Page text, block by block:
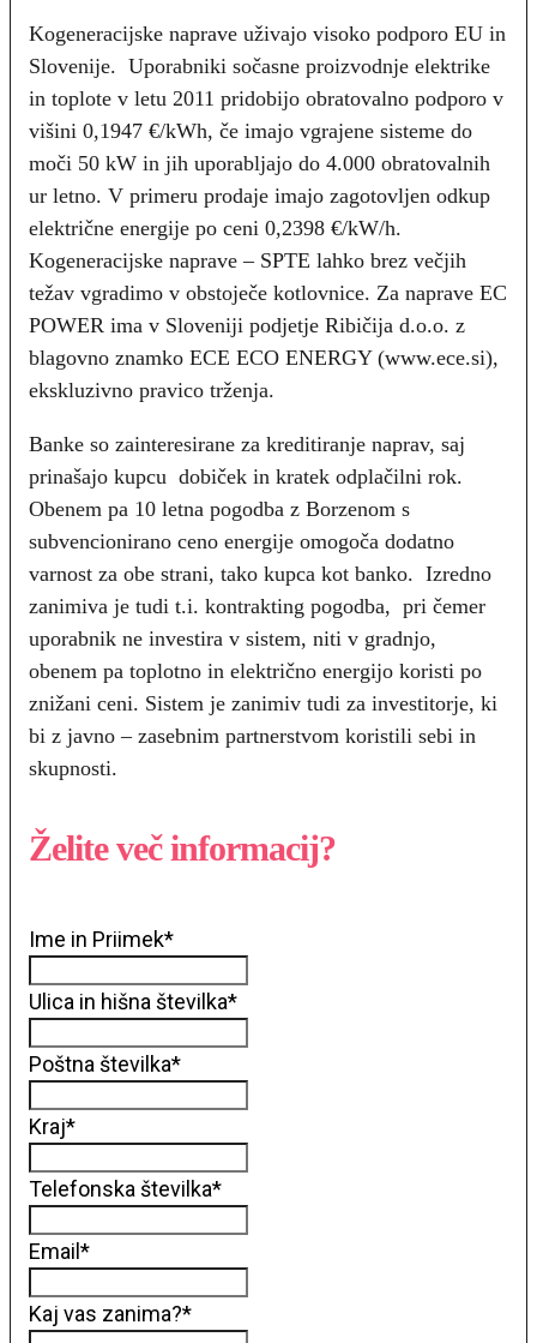
Kogeneracijske naprave uživajo visoko podporo EU in
Slovenije. Uporabniki sočasne proizvodnje elektrike
in toplote v letu 2011 pridobijo obratovalno podporo v
višini 0,1947 €/kWh, če imajo vgrajene sisteme do
moči 50 kW in jih uporabljajo do 4.000 obratovalnih
ur letno. V primeru prodaje imajo zagotovljen odkup
električne energije po ceni 0,2398 €/kW/h.
Kogeneracijske naprave – SPTE lahko brez večjih
težav vgradimo v obstoječe kotlovnice. Za naprave EC
POWER ima v Sloveniji podjetje Ribičija d.o.o. z
blagovno znamko ECE ECO ENERGY (www.ece.si),
ekskluzivno pravico trženja.
Banke so zainteresirane za kreditiranje naprav, saj
prinašajo kupcu dobiček in kratek odplačilni rok.
Obenem pa 10 letna pogodba z Borzenom s
subvencionirano ceno energije omogoča dodatno
varnost za obe strani, tako kupca kot banko. Izredno
zanimiva je tudi t.i. kontrakting pogodba, pri čemer
uporabnik ne investira v sistem, niti v gradnjo,
obenem pa toplotno in električno energijo koristi po
znižani ceni. Sistem je zanimiv tudi za investitorje, ki
bi z javno – zasebnim partnerstvom koristili sebi in
skupnosti.
Želite več informacij?
Ime in Priimek*
Ulica in hišna številka*
Poštna številka*
Kraj*
Telefonska številka*
Email *
Kaj vas zanima?*